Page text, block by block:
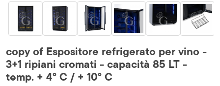
copy of Espositore refrigerato per vino -
3+1 ripiani cromati - capacità 85 LT -
temp. + 4° C / + 10° C